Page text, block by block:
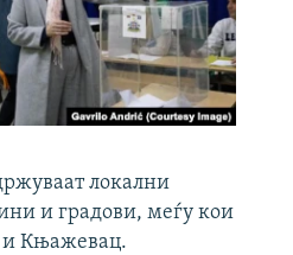
локални
и градови, меѓу кои
и Књажевац.